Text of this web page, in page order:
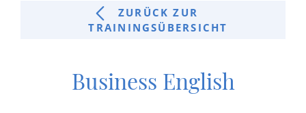
ZURÜCK ZUR
TRAININGSÜBERSICHT
Business English